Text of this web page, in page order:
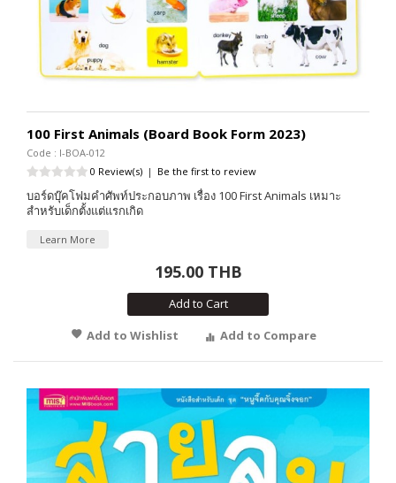
100 First Animals (Board Book Form 2023)
Code : I-BOA-012
0 Review(s) | Be the first to review
บอร์ดบุ๊คโฟมคำศัพท์ประกอบภาพ เรื่อง 100 First Animals เหมาะ
สำหรับเด็กตั้งแต่แรกเกิด
Learn More
195.00 THB
Add to Cart
Add to Wishlist
Add to Compare